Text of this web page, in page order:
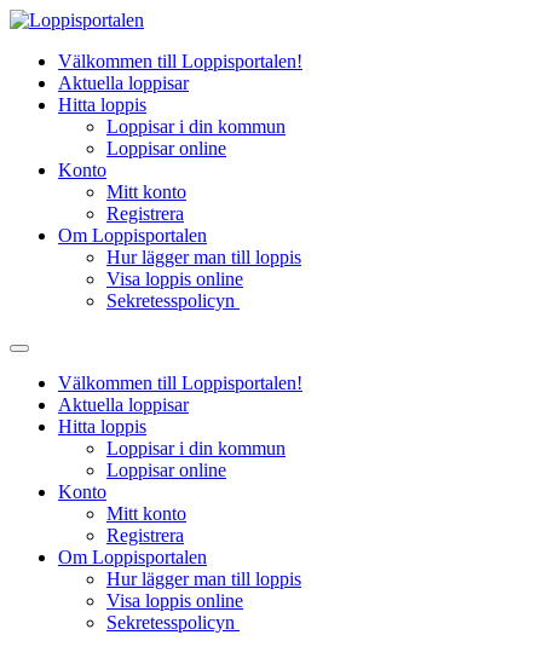
Hoppa
innehållVälkommen till Loppisportalen!
Aktuella loppisar
Hitta loppis
Loppisar i din kommun
Loppisar online
Konto
Mitt konto
Registrera
Om Loppisportalen
Hur lägger man till loppis
Visa loppis online
Sekretesspolicyn
Välkommen till Loppisportalen!
Aktuella loppisar
Hitta loppis
Loppisar i din kommun
Loppisar online
Konto
Mitt konto
Registrera
Om Loppisportalen
Hur lägger man till loppis
Visa loppis online
Sekretesspolicyn